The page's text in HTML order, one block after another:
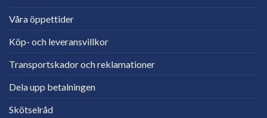
Våra öppettider
Köp- och leveransvillkor
Transportskador och reklamationer
Dela upp betalningen
Skötselråd